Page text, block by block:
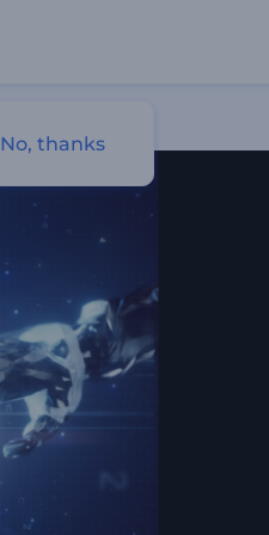
No, thanks